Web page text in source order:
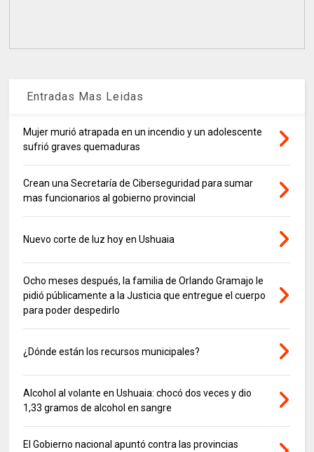
Entradas Mas Leidas
Mujer murió atrapada en un incendio y un adolescente
sufrió graves quemaduras
Crean una Secretaría de Ciberseguridad para sumar
mas funcionarios al gobierno provincial
Nuevo corte de luz hoy en Ushuaia
Ocho meses después, la familia de Orlando Gramajo le
pidió públicamente a la Justicia que entregue el cuerpo
para poder despedirlo
¿Dónde están los recursos municipales?
Alcohol al volante en Ushuaia: chocó dos veces y dio
1,33 gramos de alcohol en sangre
El Gobierno nacional apuntó contra las provincias